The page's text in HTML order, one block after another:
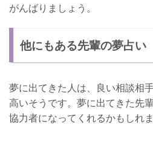
がんばりましょう。
他にもある先輩の夢占い
夢に出てきた人は、良い相談相
高いそうです。夢に出てきた先
協力者になってくれるかもしれま